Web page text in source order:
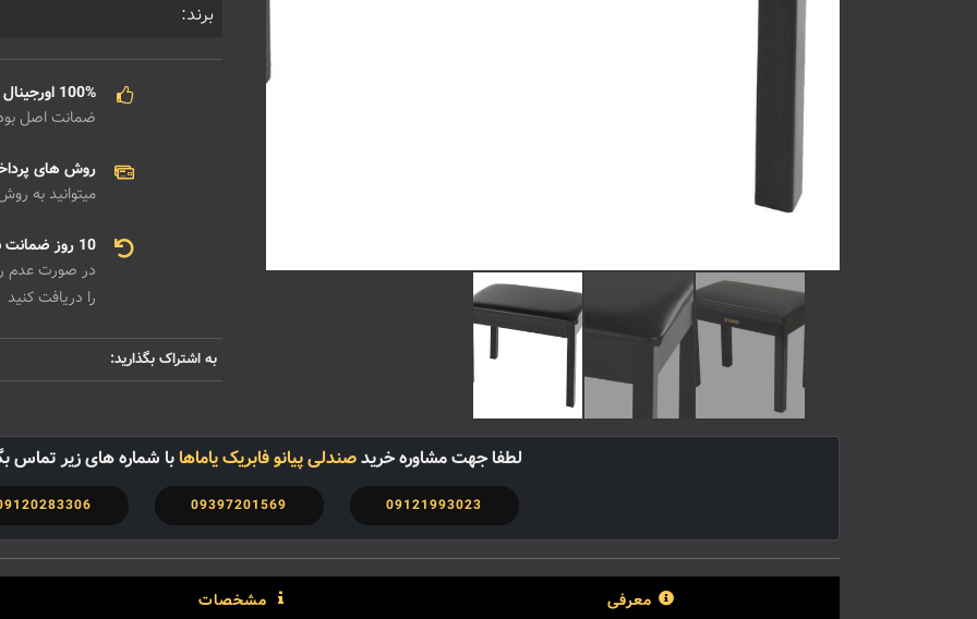
برند:
100% اورجینال
ضمانت اصل
روش های
میتوانید به
10 روز ضمانت بازگشت هزینه
در صورت عدم
را دریافت کنید
به اشتراک بگذارید:
لطفا جهت مشاوره خریدصندلی پیانو فابریک یاماها با شماره های زیر تماس
09121993023
09397201569
معرفی مشخصات